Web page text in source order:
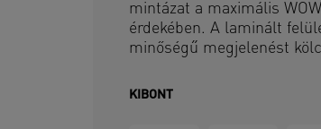
mintázat a maximális
érdekében. A laminált
minőségű megjelenést
KIBONT